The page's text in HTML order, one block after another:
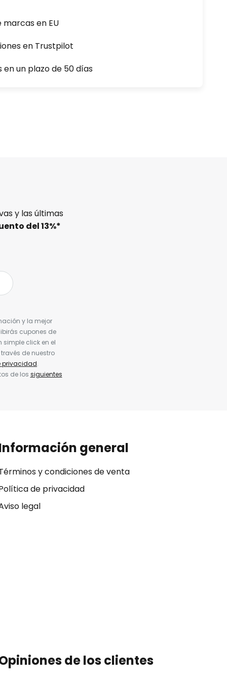
en EU
en Trustpilot
un plazo de 50 días
y las últimas
del13%*
y la mejor
cupones de
click en el
de nuestro
privacidad.
de los siguientes
general
y condiciones de venta
de privacidad
legal
de los clientes